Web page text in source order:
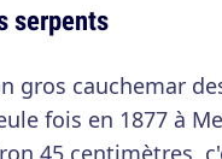
serpents
gros cauchemar
fois en 1877 à
45 centimètres,